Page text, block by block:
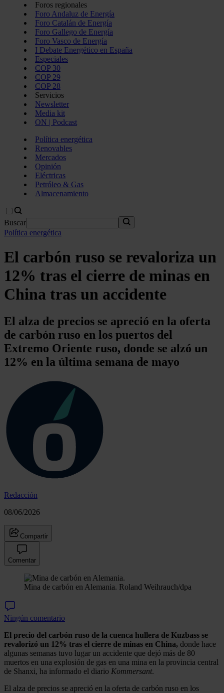
Foros regionales
Foro Andaluz de Energía
Foro Catalán de Energía
Foro Gallego de Energía
Foro Vasco de Energía
I Debate Energético en España
Especiales
COP 30
COP 29
COP 28
Servicios
Newsletter
Media kit
ON | Podcast
Política energética
Renovables
Mercados
Opinión
Eléctricas
Petróleo & Gas
Almacenamiento
Buscar
Política energética
El carbón ruso se revaloriza un
12% tras el cierre de minas en
China tras un accidente
El alza de precios se apreció en la oferta
de carbón ruso en los puertos del
Extremo Oriente ruso, donde se alzó un
12% en la última semana de mayo
Redacción
08/06/2026
Compartir
Comentar
Mina de carbón en Alemania. Roland Weihrauch/dpa
Ningún comentario
El precio del carbón ruso de la cuenca hullera de Kuzbass se
revalorizó un 12% tras el cierre de minas en China, donde hace
algunas semanas tuvo lugar un accidente que dejó más de 80
muertos en una explosión de gas en una mina en la provincia central
de Shanxi, ha informado el diario Kommersant.
El alza de precios se apreció en la oferta de carbón ruso en los